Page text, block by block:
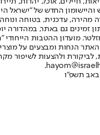
והיישומון החדש של "ישראל
מהירה, עדכנית, בטוחה
זמינים גם באתר, במהדורה
מועדון ההטבות
האתר הנחות ומבצעים על
לביקורת ולהצעות לשיפור
באב תשפ"ו